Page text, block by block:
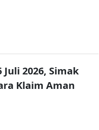
2026, Simak
Klaim Aman